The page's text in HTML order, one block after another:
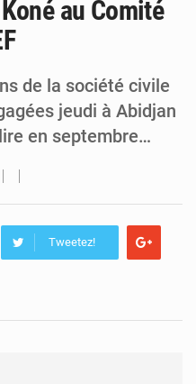
au Comité
de la société civile
jeudi à Abidjan
en septembre…
Tweetez!